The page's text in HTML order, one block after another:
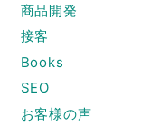
商品開発
接客
Books
SEO
お客様の声